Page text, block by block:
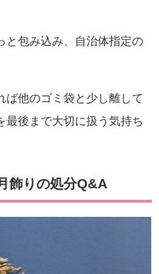
と包み込み、自治体指定の
ば他のゴミ袋と少し離して
最後まで大切に扱う気持ち
飾りの処分Q&A